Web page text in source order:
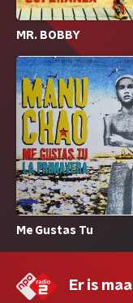
MR. BOBBY
Me Gustas Tu
Er is